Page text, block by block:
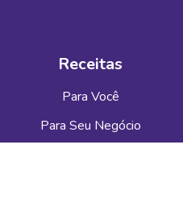
Receitas
Para Você
Para Seu Negócio